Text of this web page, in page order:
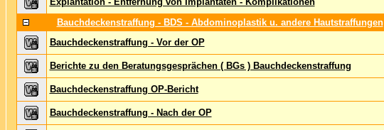
Bauchdeckenstraffung - BDS - Abdominoplastik u. andere Hautstraffungen
Bauchdeckenstraffung - Vor der OP
Berichte zu den Beratungsgesprächen ( BGs ) Bauchdeckenstraffung
Bauchdeckenstraffung OP-Bericht
Bauchdeckenstraffung - Nach der OP